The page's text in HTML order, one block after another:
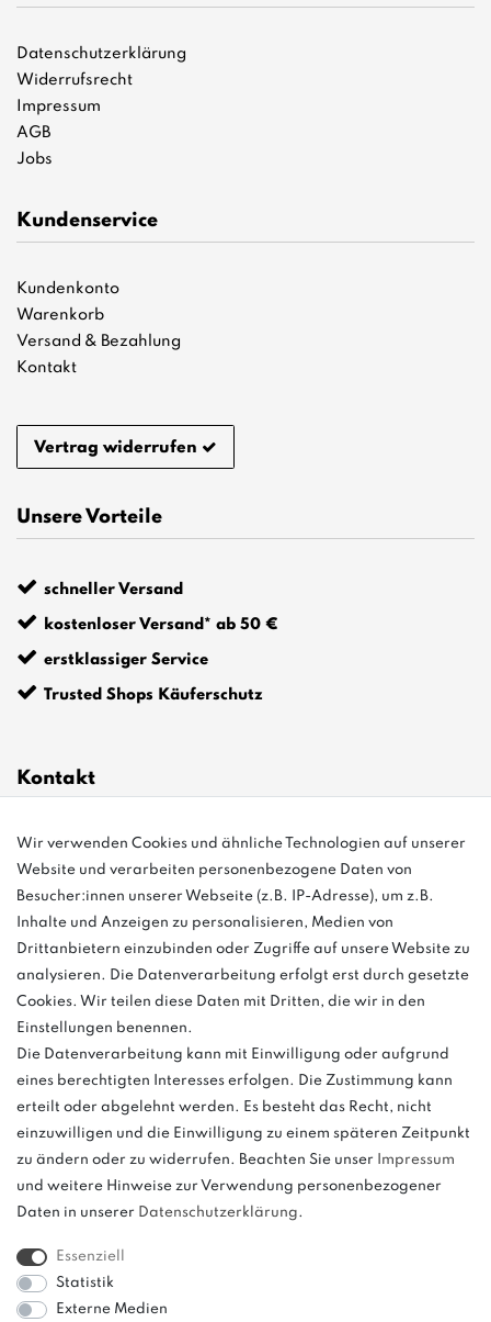
Datenschutzerklärung
Widerrufsrecht
Impressum
AGB
Jobs
Kundenservice
Kundenkonto
Warenkorb
Versand & Bezahlung
Kontakt
Vertrag widerrufen
Unsere Vorteile
schneller Versand
kostenloser Versand* ab 50 €
erstklassiger Service
Trusted Shops Käuferschutz
Kontakt
info@bonvenon.de
03763 4048350
Montag - Freitag, 08:00 - 16:00
Anrufe aus dem dt. Festnetz zum Ortstarif, Preise aus dem Mobilfunknetz
ggf. abweichend (abhängig vom Provider).
und
weitere.
Wir verwenden Cookies und ähnliche Technologien auf unserer
Website und verarbeiten personenbezogene Daten von
Besucher:innen unserer Webseite (z.B. IP-Adresse), um z.B.
Inhalte und Anzeigen zu personalisieren, Medien von
Drittanbietern einzubinden oder Zugriffe auf unsere Website zu
analysieren. Die Datenverarbeitung erfolgt erst durch gesetzte
Cookies. Wir teilen diese Daten mit Dritten, die wir in den
Einstellungen benennen.
Die Datenverarbeitung kann mit Einwilligung oder aufgrund
eines berechtigten Interesses erfolgen. Die Zustimmung kann
erteilt oder abgelehnt werden. Es besteht das Recht, nicht
einzuwilligen und die Einwilligung zu einem späteren Zeitpunkt
zu ändern oder zu widerrufen. Beachten Sie unser
Impressum
und weitere Hinweise zur Verwendung personenbezogener
Daten in unserer Daten­schutz­erklärung.
Essenziell
Statistik
Externe Medien
Sinne einer Preisermäßigung, sondern lediglich
einen Preisvergleich zur unverbindlichen
Preisempfehlung seitens des Herstellers dar.